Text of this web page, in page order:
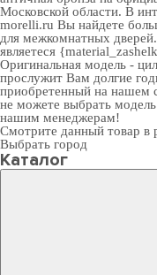
Московской области. В
morelli.ru Вы найдете
для межкомнатных дверей
являетеся
Оригинальная модель -
прослужит Вам долгие
приобретенный на нашем
не можете выбрать
нашим менеджерам!
Смотрите данный товар в
Выбрать город
Каталог